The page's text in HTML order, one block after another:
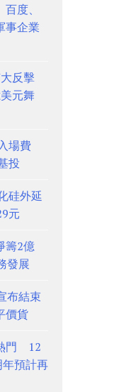
度、
事企業
反擊
元舞
場費
投
硅外延
元
籌2億
發展
布結束
價貨
門 12
預計再